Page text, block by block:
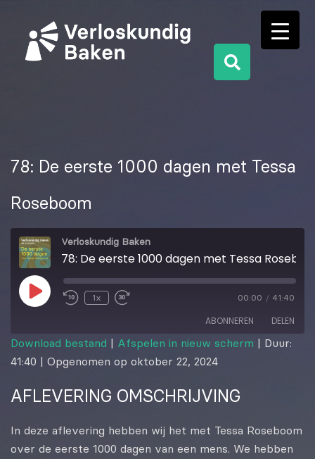
78: De eerste 1000 dagen met Tessa
Roseboom
Verloskundig Baken
1x 00:00 / 41:40
ABONNEREN DELEN
DELEN
LINK
Download bestand | Afspelen in nieuw scherm | Duur:
41:40 | Opgenomen op oktober 22, 2024
AFLEVERING OMSCHRIJVING
In deze aflevering hebben wij het met Tessa Roseboom
over de eerste 1000 dagen van een mens. We hebben